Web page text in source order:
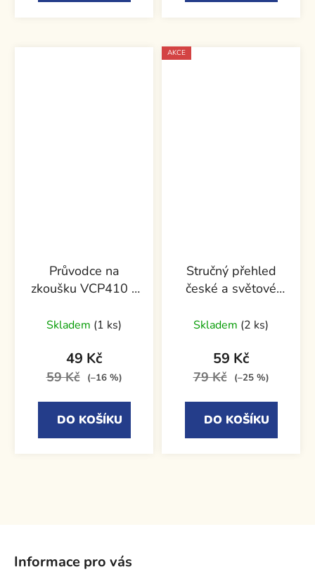
Průvodce na
zkoušku VCP410 -
Skladem (1 ks)
49 Kč
59 Kč (–16 %)
DO KOŠÍKU
AKCE
Stručný přehled
české a světové
středoškoláky
Skladem (2 ks)
59 Kč
79 Kč (–25 %)
DO KOŠÍKU
Informace pro vás